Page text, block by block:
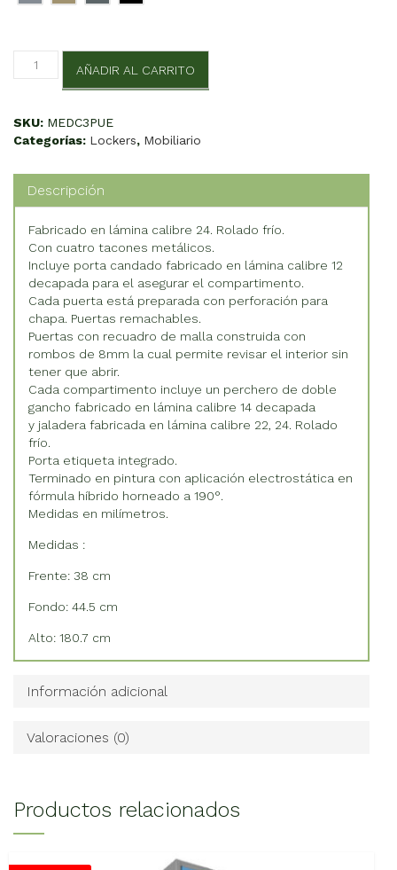
Medio
cantidad
AÑADIR AL CARRITO
SKU: MEDC3PUE
Categorías: Lockers, Mobiliario
Descripción
Fabricado en lámina calibre 24. Rolado frío.
Con cuatro tacones metálicos.
Incluye porta candado fabricado en lámina calibre 12
decapada para el asegurar el compartimento.
Cada puerta está preparada con perforación para
chapa. Puertas remachables.
Puertas con recuadro de malla construida con
rombos de 8mm la cual permite revisar el interior sin
tener que abrir.
Cada compartimento incluye un perchero de doble
gancho fabricado en lámina calibre 14 decapada
y jaladera fabricada en lámina calibre 22, 24. Rolado
frío.
Porta etiqueta integrado.
Terminado en pintura con aplicación electrostática en
fórmula híbrido horneado a 190°.
Medidas en milímetros.
Medidas :
Frente: 38 cm
Fondo: 44.5 cm
Alto: 180.7 cm
Información adicional
Valoraciones (0)
Productos relacionados